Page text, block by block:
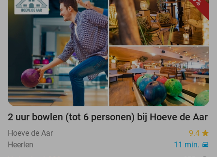
2 uur bowlen (tot 6 personen) bij Hoeve de Aar
Hoeve de Aar
9.4
Heerlen
11 min.